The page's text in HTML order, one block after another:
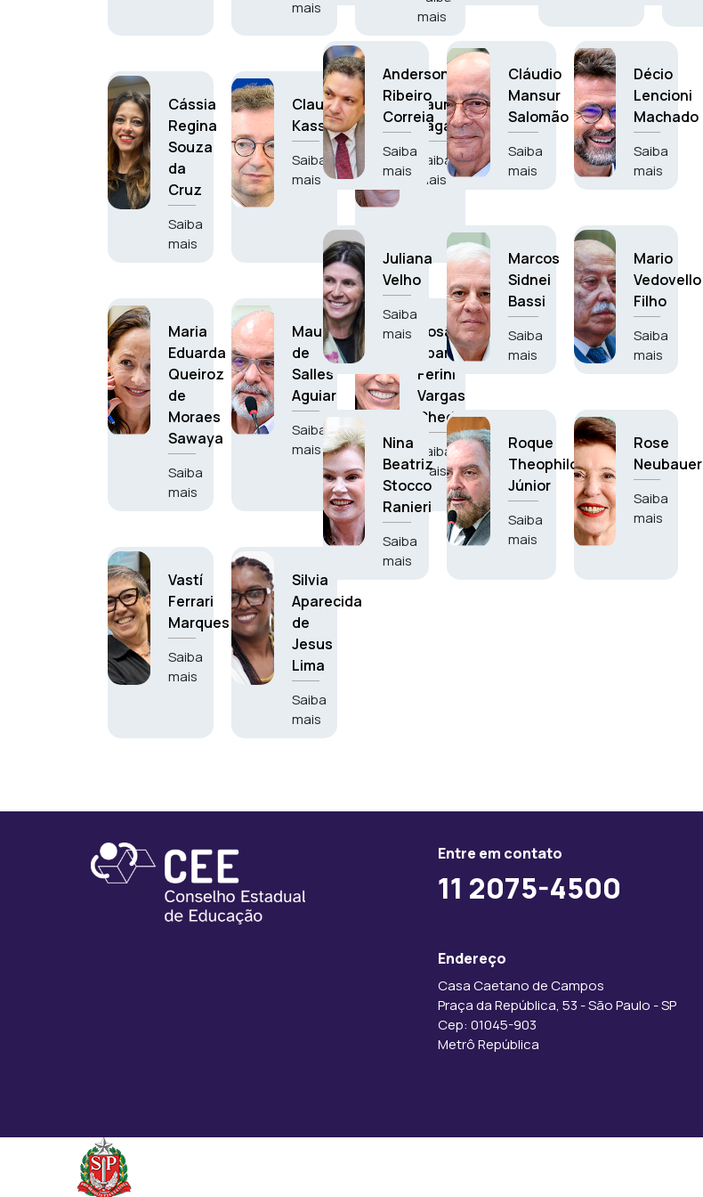
mais
mais
Cássia
Regina
Souza
da
Cruz
Saiba
mais
Claudio
Kassab
Saiba
mais
Laura
Laganá
Saiba
mais
Maria
Eduarda
Queiroz
de
Moraes
Sawaya
Saiba
mais
Mauro
de
Salles
Aguiar
Saiba
mais
Rosângela
Aparecida
Ferini
Vargas
Chede
Saiba
mais
Vastí
Ferrari
Marques
Saiba
mais
Silvia
Aparecida
de
Jesus
Lima
Saiba
mais
Anderson
Ribeiro
Correia
Saiba
mais
Cláudio
Mansur
Salomão
Saiba
mais
Décio
Lencioni
Machado
Saiba
mais
Juliana
Velho
Saiba
mais
Marcos
Sidnei
Bassi
Saiba
mais
Mario
Vedovello
Filho
Saiba
mais
Nina
Beatriz
Stocco
Ranieri
Saiba
mais
Roque
Theophilo
Júnior
Saiba
mais
Rose
Neubauer
Saiba
mais
Entre em contato
11 2075-4500
Endereço
Casa Caetano de Campos
Praça da República, 53 - São Paulo - SP
Cep: 01045-903
Metrô República